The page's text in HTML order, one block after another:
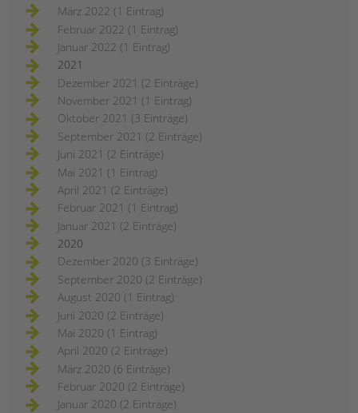
März 2022 (1 Eintrag)
Februar 2022 (1 Eintrag)
Januar 2022 (1 Eintrag)
2021
Dezember 2021 (2 Einträge)
November 2021 (1 Eintrag)
Oktober 2021 (3 Einträge)
September 2021 (2 Einträge)
Juni 2021 (2 Einträge)
Mai 2021 (1 Eintrag)
April 2021 (2 Einträge)
Februar 2021 (1 Eintrag)
Januar 2021 (2 Einträge)
2020
Dezember 2020 (3 Einträge)
September 2020 (2 Einträge)
August 2020 (1 Eintrag)
Juni 2020 (2 Einträge)
Mai 2020 (1 Eintrag)
April 2020 (2 Einträge)
März 2020 (6 Einträge)
Februar 2020 (2 Einträge)
Januar 2020 (2 Einträge)